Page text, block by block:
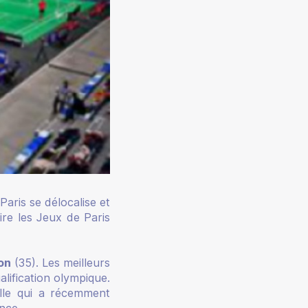
se délocalise et
les Jeux de Paris
(35). Les meilleurs
olympique.
qui a récemment